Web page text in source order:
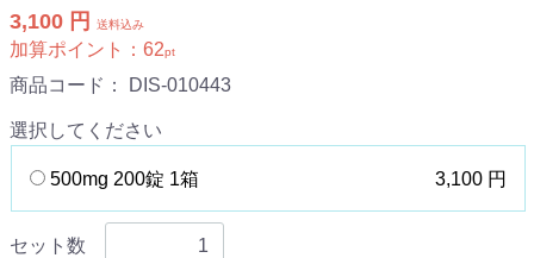
3,100 円 送料込み
加算ポイント： 62pt
商品コード： DIS-010443
選択してください
500mg 200錠 1箱 3,100 円
セット数